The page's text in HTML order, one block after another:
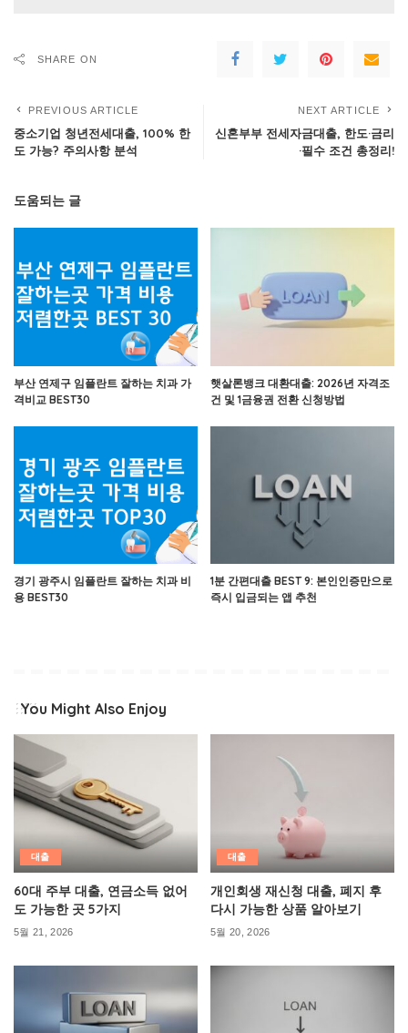
SHARE ON
PREVIOUS ARTICLE
중소기업 청년전세대출, 100% 한
도 가능? 주의사항 분석
NEXT ARTICLE
신혼부부 전세자금대출, 한도·금리
·필수 조건 총정리!
도움되는 글
부산 연제구 임플란트 잘하는 치과 가
격비교 BEST30
햇살론뱅크 대환대출: 2026년 자격조
건 및 1금융권 전환 신청방법
경기 광주시 임플란트 잘하는 치과 비
용 BEST30
1분 간편대출 BEST 9: 본인인증만으로
즉시 입금되는 앱 추천
You Might Also Enjoy
대출
60대 주부 대출, 연금소득 없어
도 가능한 곳 5가지
5월 21, 2026
대출
개인회생 재신청 대출, 폐지 후
다시 가능한 상품 알아보기
5월 20, 2026